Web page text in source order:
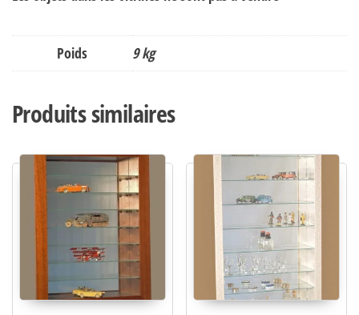
Poids 9 kg
Produits similaires